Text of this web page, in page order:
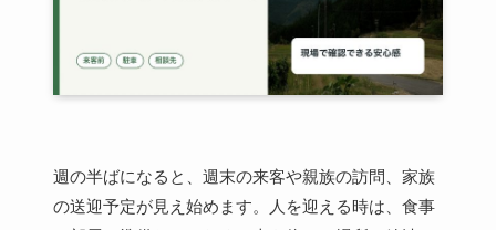
週の半ばになると、週末の来客や親族の訪問、家族
の送迎予定が見え始めます。人を迎える時は、食事